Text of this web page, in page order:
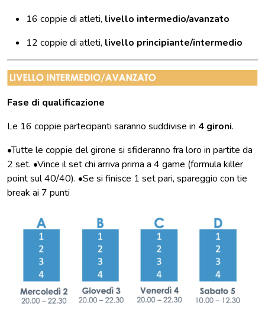
16 coppie di atleti, livello intermedio/avanzato
12 coppie di atleti, livello principiante/intermedio
Fase di qualificazione
Le 16 coppie partecipanti saranno suddivise in 4 gironi.
•Tutte le coppie del girone si sfideranno fra loro in partite da
2 set. •Vince il set chi arriva prima a 4 game (formula killer
point sul 40/40). •Se si finisce 1 set pari, spareggio con tie
break ai 7 punti